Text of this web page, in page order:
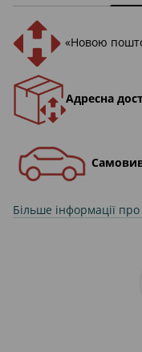
«Новою
Адресна
Більше інформації про